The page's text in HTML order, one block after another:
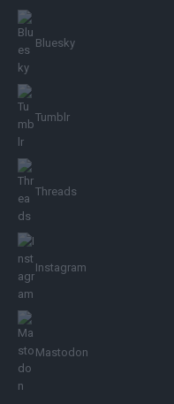
Bluesky
Tumblr
Threads
Instagram
Mastodon